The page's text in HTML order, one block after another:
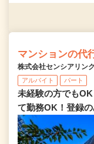
マンションの代
株式会社センシアリン
アルバイト パート
未経験の方でも
て勤務OK！登録の